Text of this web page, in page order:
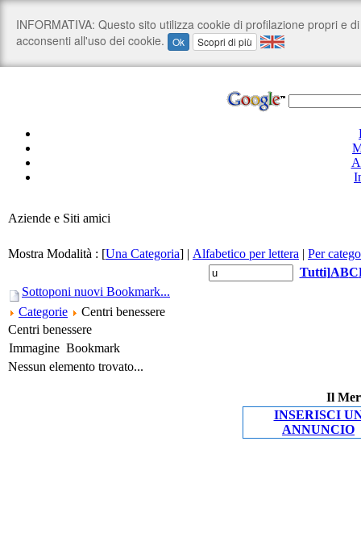
Aziende e Siti amici
Mostra Modalità : [Una Categoria] | Alfabetico per lettera | Per
Tutti]ABC
Sottoponi nuovi Bookmark...
Categorie
Centri benessere
Centri benessere
Immagine Bookmark
Nessun elemento trovato...
Il
INSERISCI
ANNUNCIO